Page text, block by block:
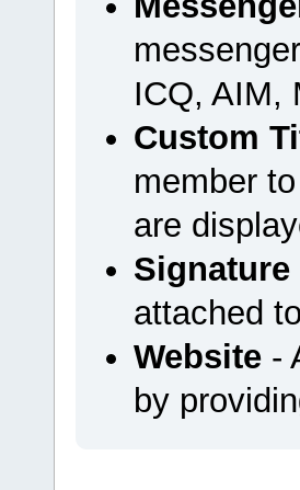
ICQ, AIM,
Custom
member
are
Signature
attached
Website-
by